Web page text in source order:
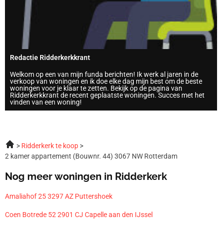
Redactie Ridderkerkkrant
Welkom op een van mijn funda berichten! Ik werk al jaren in de
verkoop van woningen en ik doe elke dag mijn best om de beste
woningen voor je klaar te zetten. Bekijk op de pagina van
Ridderkerkkrant de recent geplaatste woningen. Succes met het
vinden van een woning!
Ridderkerk te koop
2 kamer appartement (Bouwnr. 44) 3067 NW Rotterdam
Nog meer woningen in Ridderkerk
Amaliahof 25 3297 AZ Puttershoek
Coen Botrede 52 2901 CJ Capelle aan den IJssel